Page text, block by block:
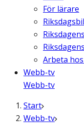
För lärare
Arbeta
Webb-tv
Webb-tv
Start
Webb-tv